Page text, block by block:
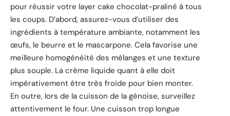
pour réussir votre layer cake chocolat-praliné à tous
les coups. D’abord, assurez-vous d’utiliser des
ingrédients à température ambiante, notamment les
œufs, le beurre et le mascarpone. Cela favorise une
meilleure homogénéité des mélanges et une texture
plus souple. La crème liquide quant à elle doit
impérativement être très froide pour bien monter.
En outre, lors de la cuisson de la génoise, surveillez
attentivement le four. Une cuisson trop longue